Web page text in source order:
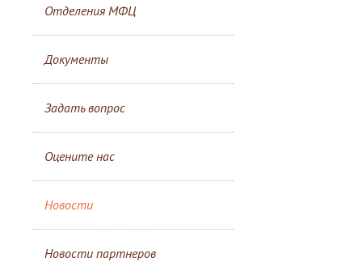
Отделения МФЦ
Документы
Задать вопрос
Оцените нас
Новости
Новости партнеров